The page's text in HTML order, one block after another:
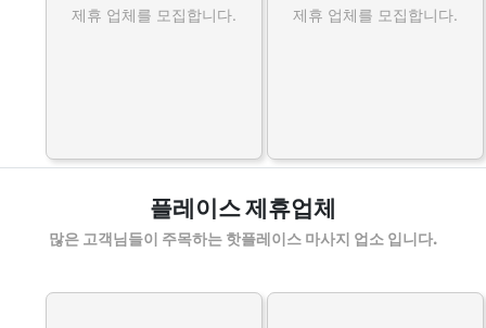
제휴 업체를 모집합니다. 제휴 업체를 모집합니다.
플레이스 제휴업체
많은 고객님들이 주목하는 핫플레이스 마사지 업소 입니다.